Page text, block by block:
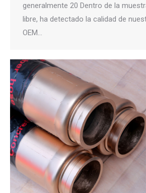
generalmente 20 Dentro de la
libre, ha detectado la calidad de
OEM…